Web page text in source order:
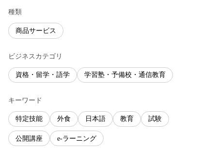
種類
商品サービス
ビジネスカテゴリ
資格・留学・語学 学習塾・予備校・通信教育
キーワード
特定技能 外食 日本語 教育 試験
公開講座 e-ラーニング